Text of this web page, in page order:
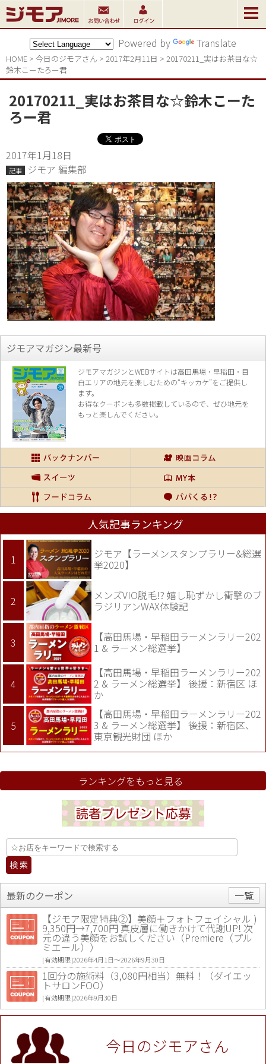
Powered by Translate
HOME > 今日のジモアさん > 2017年2月11日 > 20170211_実はお茶目な☆
鈴木こーたろー君
20170211_実はお茶目な☆鈴木こーた
ろー君
2017年1月18日
記事 ジモア 編集部
ジモアマガジン最新号
ジモアマガジンとWEBサイトは高田馬場・早稲田・目
白エリアの地元を楽しむための“キッカケ”をご提供し
ます。
お得なクーポンも多数掲載しているので、 ぜひ地元を
もっと楽しんでください。
人気記事ランキング
ジモア【ラーメンスタンプラリー&総選
挙2020】
メンズVIO脱毛!? 嬉し恥ずかし衝撃のブ
ラジリアンWAX体験記
【高田馬場・早稲田ラーメンラリー202
1 & ラーメン総選挙】
【高田馬場・早稲田ラーメンラリー202
2 & ラーメン総選挙】 後援：新宿区 ほ
か
【高田馬場・早稲田ラーメンラリー202
3 & ラーメン総選挙】 後援：新宿区、
東京観光財団 ほか
ランキングをもっと見る
最新のクーポン
一覧
【ジモア限定特典②】美顔＋フォトフェイシャル )
9,350円→7,700円 真皮層に働きかけて代謝UP! 次
元の違う美顔をお試しください（Premiere（プル
ミエール））
[有効期限]2026年4月1日〜2026年9月30日
1回分の施術料（3,080円相当）無料！（ダイエッ
トサロンFOO）
[有効期限]2026年9月30日
値段提示後「ジモア見た」で更に買い取り金額 U
P！※チケットと新品商品は除く（大黒屋 高田馬場
駅前店）
[有効期限]2026年9月30日今日のジモアさん